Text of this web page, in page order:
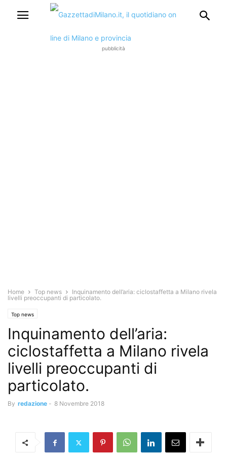
pubblicità
Home Top news
Inquinamento dell’aria: ciclostaffetta a Milano rivela
livelli preoccupanti di particolato.
Top news
Inquinamento dell’aria:
ciclostaffetta a Milano rivela
livelli preoccupanti di
particolato.
By redazione - 8 Novembre 2018